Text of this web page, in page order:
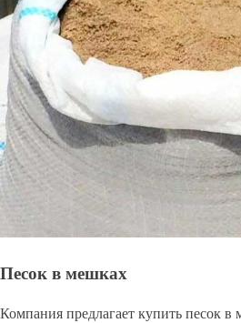
Песок в мешках
Компания предлагает купить песок в